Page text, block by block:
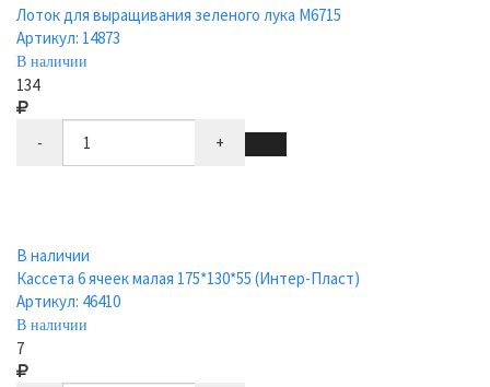
Лоток для выращивания зеленого лука М6715
Артикул: 14873
В наличии
134
- +
В наличии
Кассета 6 ячеек малая 175*130*55 (Интер-Пласт)
Артикул: 46410
В наличии
7